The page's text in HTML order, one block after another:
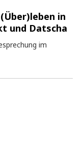
in
und Datscha
im